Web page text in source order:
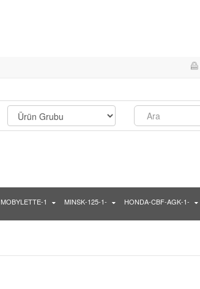
MOBYLETTE-1 MINSK-125-1- HONDA-CBF-AGK-1-